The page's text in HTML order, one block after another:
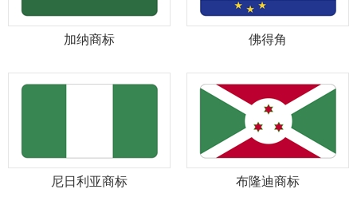
加纳商标 佛得角
尼日利亚商标 布隆迪商标